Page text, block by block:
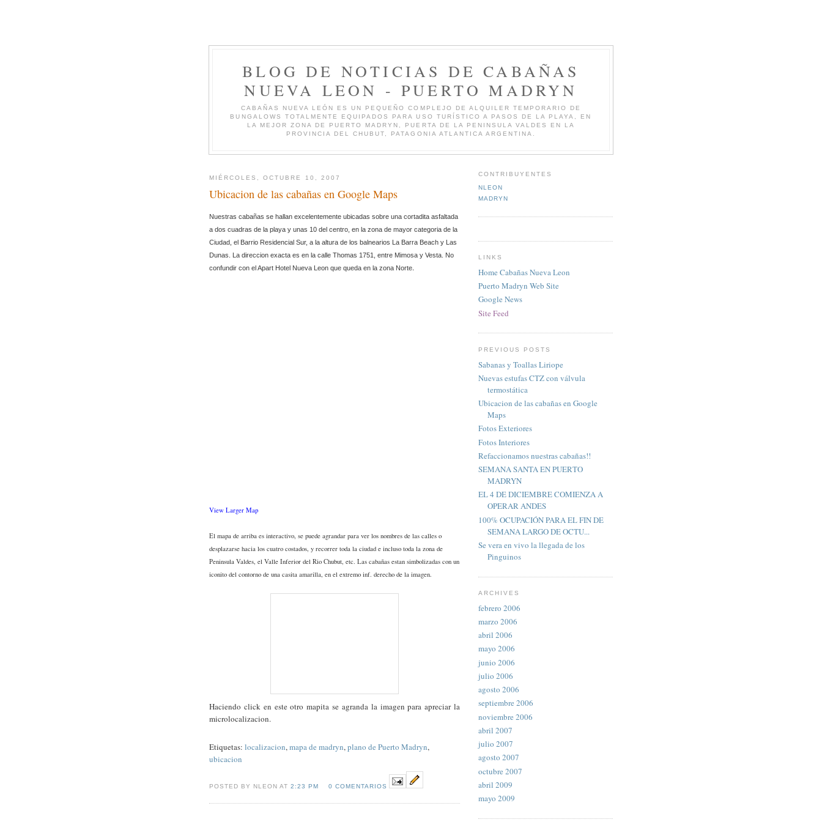
BLOG DE NOTICIAS DE CABAÑAS
NUEVA LEON - PUERTO MADRYN
CABAÑAS NUEVA LEÓN ES UN PEQUEÑO COMPLEJO DE ALQUILER TEMPORARIO DE
BUNGALOWS TOTALMENTE EQUIPADOS PARA USO TURÍSTICO A PASOS DE LA PLAYA, EN
LA MEJOR ZONA DE PUERTO MADRYN, PUERTA DE LA PENINSULA VALDES EN LA
PROVINCIA DEL CHUBUT, PATAGONIA ATLANTICA ARGENTINA.
MIÉRCOLES, OCTUBRE 10, 2007
Ubicacion de las cabañas en Google Maps
Nuestras cabañas se hallan excelentemente ubicadas sobre una cortadita asfaltada
a dos cuadras de la playa y unas 10 del centro, en la zona de mayor categoria de la
Ciudad, el Barrio Residencial Sur, a la altura de los balnearios La Barra Beach y Las
Dunas. La direccion exacta es en la calle Thomas 1751, entre Mimosa y Vesta. No
confundir con el Apart Hotel Nueva Leon que queda en la zona Norte.
View Larger Map
El mapa de arriba es interactivo, se puede agrandar para ver los nombres de las calles o
desplazarse hacia los cuatro costados, y recorrer toda la ciudad e incluso toda la zona de
Peninsula Valdes, el Valle Inferior del Rio Chubut, etc. Las cabañas estan simbolizadas con un
iconito del contorno de una casita amarilla, en el extremo inf. derecho de la imagen.
Haciendo click en este otro mapita se agranda la imagen para apreciar la
microlocalizacion.
Etiquetas: localizacion,mapa de madryn,plano de Puerto Madryn,
ubicacion
POSTED BY NLEON AT2:23 PM 0 COMENTARIOS
CONTRIBUYENTES
NLEON
MADRYN
LINKS
Home Cabañas Nueva Leon
Puerto Madryn Web Site
Google News
Site Feed
PREVIOUS POSTS
Sabanas y Toallas Liriope
Nuevas estufas CTZ con válvula
termostática
Ubicacion de las cabañas en Google
Maps
Fotos Exteriores
Fotos Interiores
Refaccionamos nuestras cabañas!!
SEMANA SANTA EN PUERTO
MADRYN
EL 4 DE DICIEMBRE COMIENZA A
OPERAR ANDES
100% OCUPACIÓN PARA EL FIN DE
SEMANA LARGO DE OCTU...
Se vera en vivo la llegada de los
Pinguinos
ARCHIVES
febrero 2006
marzo 2006
abril 2006
mayo 2006
junio 2006
julio 2006
agosto 2006
septiembre 2006
noviembre 2006
abril 2007
julio 2007
agosto 2007
octubre 2007
abril 2009
mayo 2009